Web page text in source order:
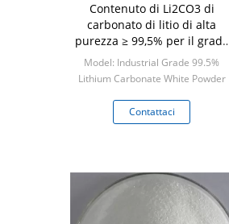
Contenuto di Li2CO3 di
carbonato di litio di alta
purezza ≥ 99,5% per il grado
industriale
Model: Industrial Grade 99.5%
Lithium Carbonate White Powder
Contattaci